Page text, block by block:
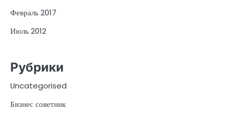
Февраль 2017
Июль 2012
Рубрики
Uncategorised
Бизнес советник